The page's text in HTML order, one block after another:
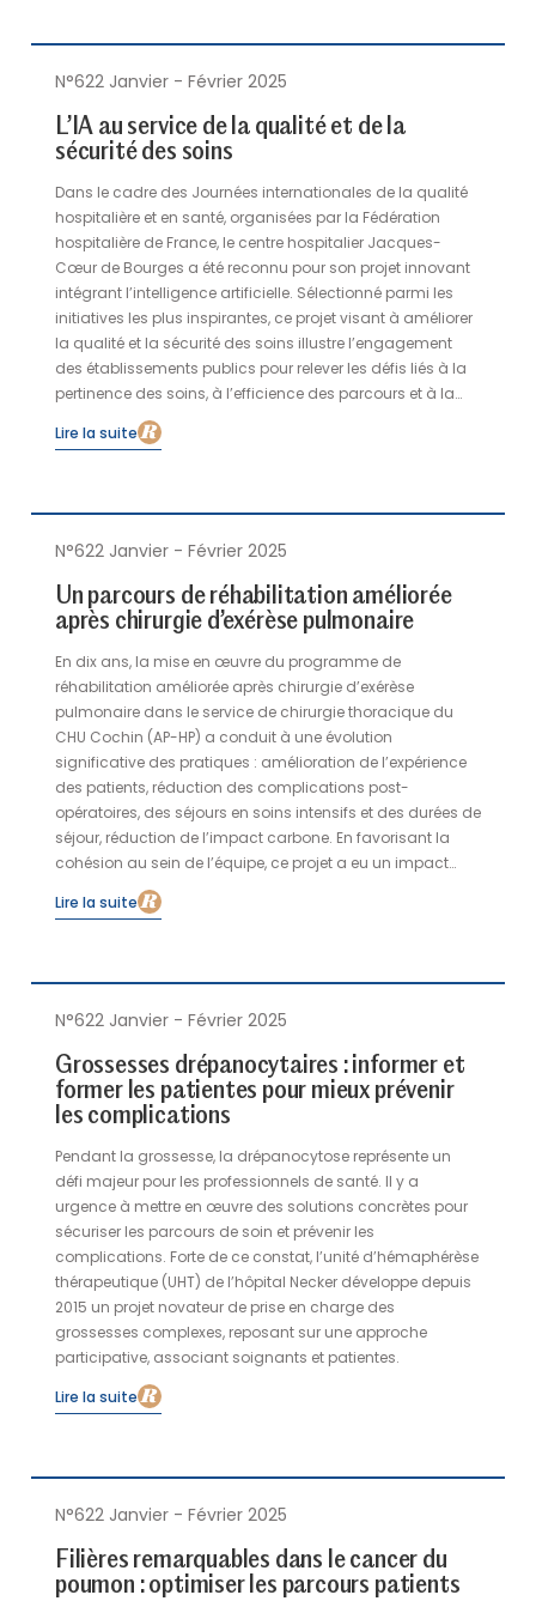
N°622 Janvier - Février 2025
L’IA au service de la qualité et de la
sécurité des soins
Dans le cadre des Journées internationales de la qualité
hospitalière et en santé, organisées par la Fédération
hospitalière de France, le centre hospitalier Jacques-
Cœur de Bourges a été reconnu pour son projet innovant
intégrant l’intelligence artificielle. Sélectionné parmi les
initiatives les plus inspirantes, ce projet visant à améliorer
la qualité et la sécurité des soins illustre l’engagement
des établissements publics pour relever les défis liés à la
pertinence des soins, à l’efficience des parcours et à la
sécurité des pratiques.
Lire la suite
N°622 Janvier - Février 2025
Un parcours de réhabilitation améliorée
après chirurgie d’exérèse pulmonaire
En dix ans, la mise en œuvre du programme de
réhabilitation améliorée après chirurgie d’exérèse
pulmonaire dans le service de chirurgie thoracique du
CHU Cochin (AP-HP) a conduit à une évolution
significative des pratiques : amélioration de l’expérience
des patients, réduction des complications post-
opératoires, des séjours en soins intensifs et des durées de
séjour, réduction de l’impact carbone. En favorisant la
cohésion au sein de l’équipe, ce projet a eu un impact
favorable sur les démarches qualité entreprises dans le
service et la qualité de vie au travail.
Lire la suite
N°622 Janvier - Février 2025
Grossesses drépanocytaires : informer et
former les patientes pour mieux prévenir
les complications
Pendant la grossesse, la drépanocytose représente un
défi majeur pour les professionnels de santé. Il y a
urgence à mettre en œuvre des solutions concrètes pour
sécuriser les parcours de soin et prévenir les
complications. Forte de ce constat, l’unité d’hémaphérèse
thérapeutique (UHT) de l’hôpital Necker développe depuis
2015 un projet novateur de prise en charge des
grossesses complexes, reposant sur une approche
participative, associant soignants et patientes.
Lire la suite
N°622 Janvier - Février 2025
Filières remarquables dans le cancer du
poumon : optimiser les parcours patients